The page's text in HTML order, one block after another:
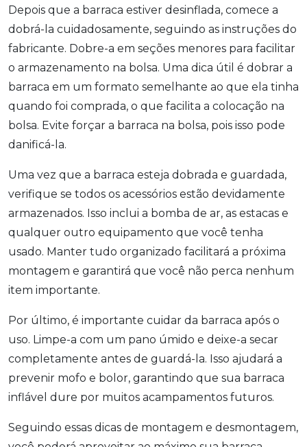
Depois que a barraca estiver desinflada, comece a
dobrá-la cuidadosamente, seguindo as instruções do
fabricante. Dobre-a em seções menores para facilitar
o armazenamento na bolsa. Uma dica útil é dobrar a
barraca em um formato semelhante ao que ela tinha
quando foi comprada, o que facilita a colocação na
bolsa. Evite forçar a barraca na bolsa, pois isso pode
danificá-la.
Uma vez que a barraca esteja dobrada e guardada,
verifique se todos os acessórios estão devidamente
armazenados. Isso inclui a bomba de ar, as estacas e
qualquer outro equipamento que você tenha
usado. Manter tudo organizado facilitará a próxima
montagem e garantirá que você não perca nenhum
item importante.
Por último, é importante cuidar da barraca após o
uso. Limpe-a com um pano úmido e deixe-a secar
completamente antes de guardá-la. Isso ajudará a
prevenir mofo e bolor, garantindo que sua barraca
inflável dure por muitos acampamentos futuros.
Seguindo essas dicas de montagem e desmontagem,